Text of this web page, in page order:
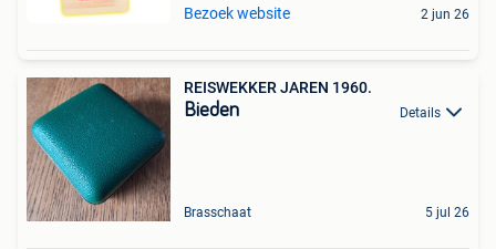
Bezoek website 2 jun 26
REISWEKKER JAREN 1960.
Bieden Details
Brasschaat 5 jul 26